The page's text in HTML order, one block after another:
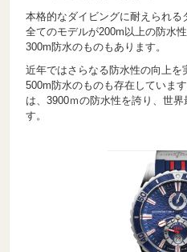
本格的なダイビングに耐えられ
全てのモデルが200m以上の防水
300m防水のものもあります。
近年ではさらなる防水性の向上を
500m防水のものも存在していま
は、3900ｍの防水性を誇り、世
す。